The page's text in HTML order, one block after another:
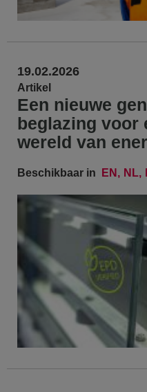
19.02.2026
Artikel
Een nieuwe
beglazing voor
wereld van
Beschikbaar in EN NL